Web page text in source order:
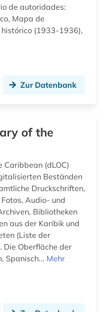
de autoridades:
Mapa de
(1933-1936),
Zur Datenbank
of the
(dLOC)
Beständen
Druckschriften,
Audio- und
aus der Karibik und
(Liste der
Spanisch... Mehr